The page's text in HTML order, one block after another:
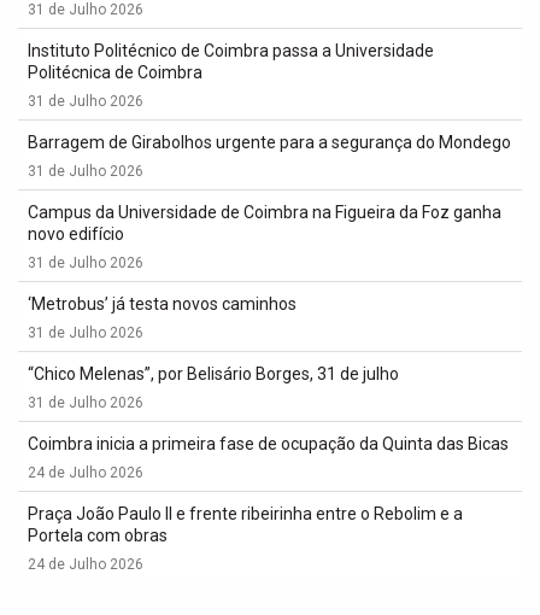
31 de Julho 2026
Instituto Politécnico de Coimbra passa a Universidade
Politécnica de Coimbra
31 de Julho 2026
Barragem de Girabolhos urgente para a segurança do Mondego
31 de Julho 2026
Campus da Universidade de Coimbra na Figueira da Foz ganha
novo edifício
31 de Julho 2026
‘Metrobus’ já testa novos caminhos
31 de Julho 2026
“Chico Melenas”, por Belisário Borges, 31 de julho
31 de Julho 2026
Coimbra inicia a primeira fase de ocupação da Quinta das Bicas
24 de Julho 2026
Praça João Paulo II e frente ribeirinha entre o Rebolim e a
Portela com obras
24 de Julho 2026